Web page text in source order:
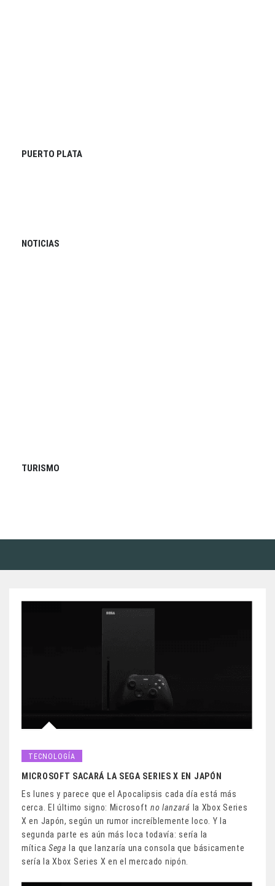
PUERTO PLATA
NOTICIAS
TURISMO
TECNOLOGÍA
MICROSOFT SACARÁ LA SEGA SERIES X EN JAPÓN
Es lunes y parece que el Apocalipsis cada día está más
cerca. El último signo: Microsoft no lanzará la Xbox Series
X en Japón, según un rumor increíblemente loco. Y la
segunda parte es aún más loca todavía: sería la
mítica Sega la que lanzaría una consola que básicamente
sería la Xbox Series X en el mercado nipón.